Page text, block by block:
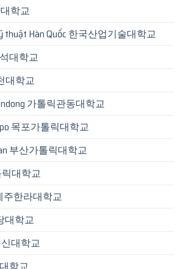
학교
thuật Hàn Quốc 한국산업기술대학교
대학교
대학교
가톨릭관동대학교
목포가톨릭대학교
부산가톨릭대학교
릭대학교
주한라대학교
대학교
신대학교